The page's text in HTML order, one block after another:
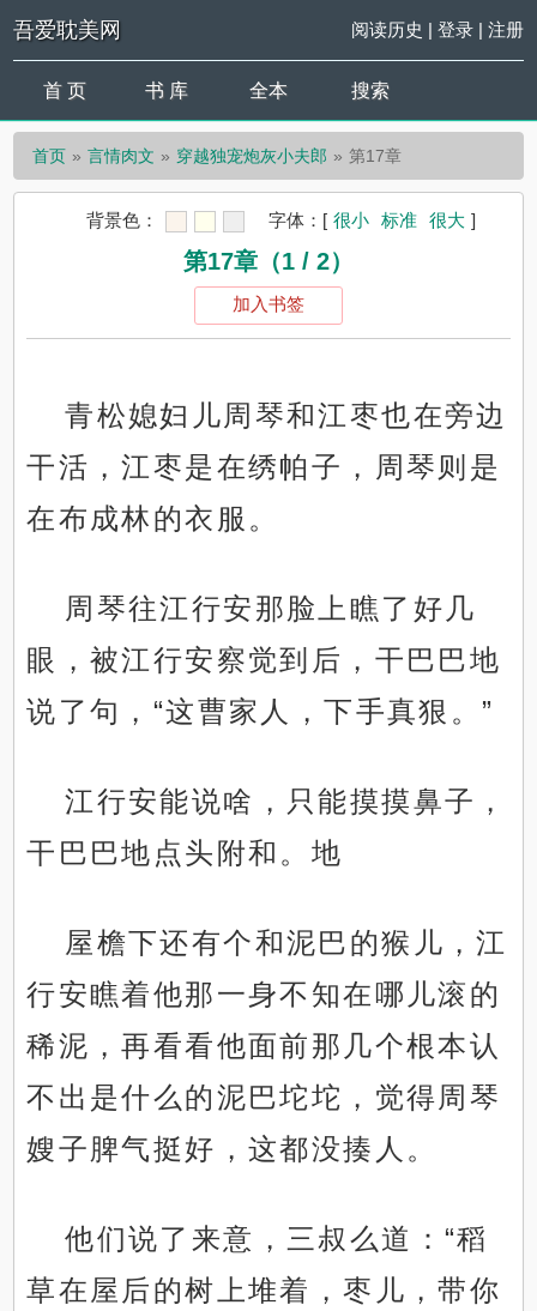
吾爱耽美网 阅读历史 | 登录| 注册
首 页 书 库 全本 搜索
首页 言情肉文 穿越独宠炮灰小夫郎 第17章
背景色： 字体： [ 很小 标准 很大 ]
第17章（1 / 2）
加入书签
青松媳妇儿周琴和江枣也在旁边
干活，江枣是在绣帕子，周琴则是
在布成林的衣服。
周琴往江行安那脸上瞧了好几
眼，被江行安察觉到后，干巴巴地
说了句，“这曹家人，下手真狠。”
江行安能说啥，只能摸摸鼻子，
干巴巴地点头附和。地
屋檐下还有个和泥巴的猴儿，江
行安瞧着他那一身不知在哪儿滚的
稀泥，再看看他面前那几个根本认
不出是什么的泥巴坨坨，觉得周琴
嫂子脾气挺好，这都没揍人。
他们说了来意，三叔么道：“稻
草在屋后的树上堆着，枣儿，带你